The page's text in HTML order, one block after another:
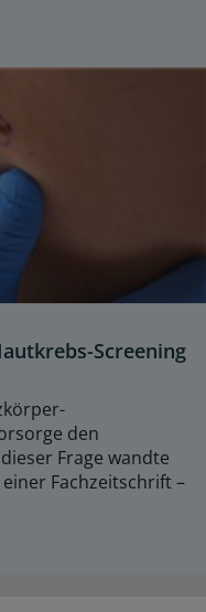
Screening
den
Frage wandte
Fachzeitschrift –